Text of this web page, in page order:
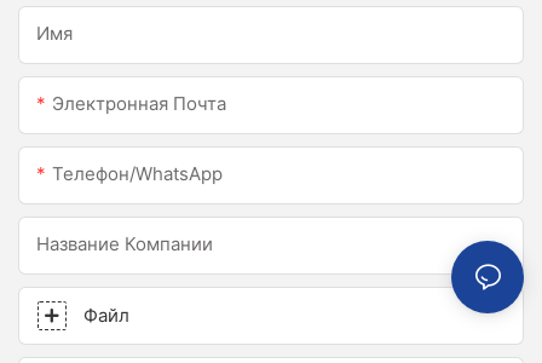
Имя
Электронная Почта
Телефон/WhatsApp
Название Компании
Файл